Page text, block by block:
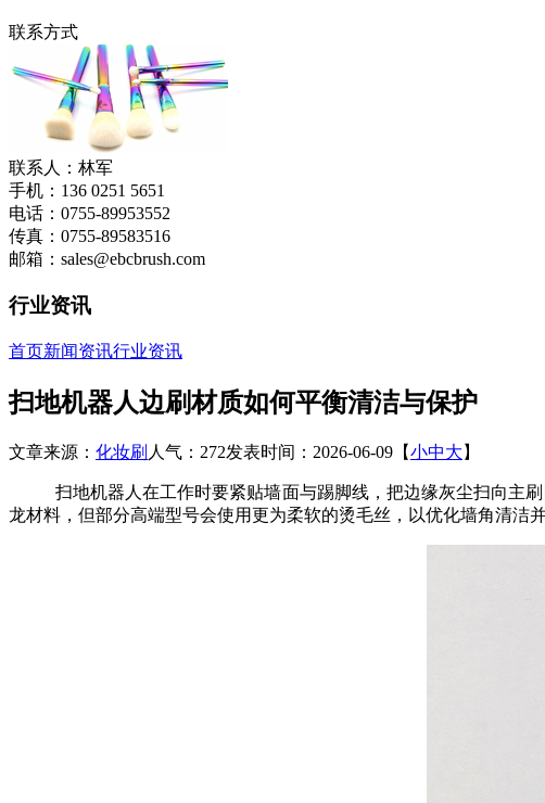
联系方式
联系人：林军
手机：136 0251 5651
电话：0755-89953552
传真：0755-89583516
邮箱：sales@ebcbrush.com
行业资讯
首页新闻资讯行业资讯
扫地机器人边刷材质如何平衡清洁与保护
文章来源： 化妆刷 人气：272发表时间：2026-06-09 【小中大 】
扫地机器人在工作时要紧贴墙面与踢脚线，把边缘灰尘扫向主
龙材料，但部分高端型号会使用更为柔软的烫毛丝，以优化墙角清洁